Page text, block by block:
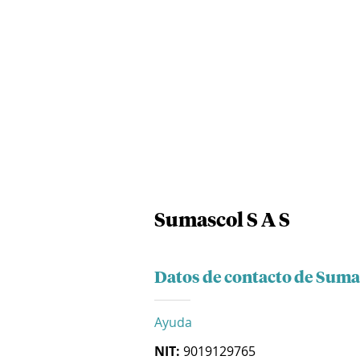
Sumascol S A S
Datos de contacto de
Ayuda
NIT: 9019129765